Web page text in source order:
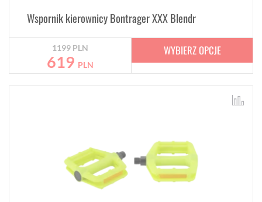
Wspornik kierownicy Bontrager XXX Blendr
1199 PLN
619 PLN
WYBIERZ OPCJE